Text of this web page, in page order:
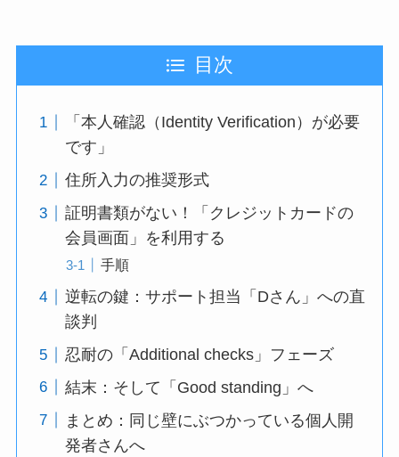
目次
「本人確認（Identity Verification）が必要
です」
住所入力の推奨形式
証明書類がない！「クレジットカードの
会員画面」を利用する
手順
逆転の鍵：サポート担当「Dさん」への直
談判
忍耐の「Additional checks」フェーズ
結末：そして「Good standing」へ
まとめ：同じ壁にぶつかっている個人開
発者さんへ